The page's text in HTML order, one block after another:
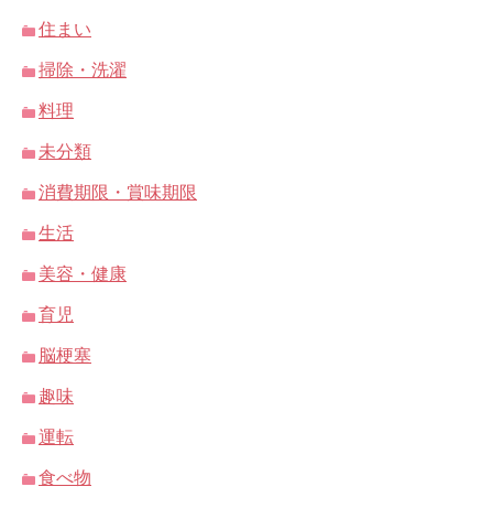
住まい
掃除・洗濯
料理
未分類
消費期限・賞味期限
生活
美容・健康
育児
脳梗塞
趣味
運転
食べ物